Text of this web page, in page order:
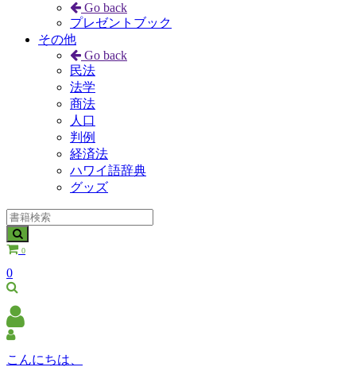
Go back
プレゼントブック
その他
Go back
民法
法学
商法
人口
判例
経済法
ハワイ語辞典
グッズ
0
0
こんにちは、